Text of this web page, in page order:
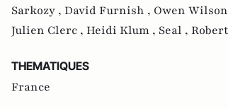
Sarkozy , David Furnish , Owen
Julien Clerc , Heidi Klum , Seal ,
THEMATIQUES
France